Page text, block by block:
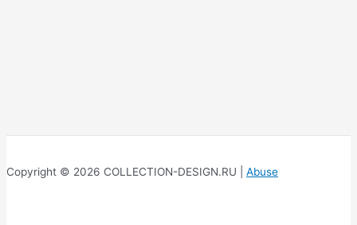
Copyright © 2026 COLLECTION-DESIGN.RU | Abuse